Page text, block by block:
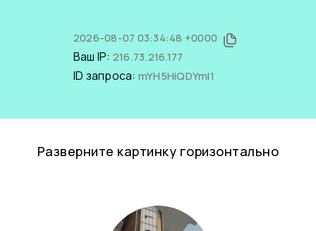
2026-08-07 03:34:48 +0000
Ваш IP: 216.73.216.177
ID запроса: mYH5HiQDYmI1
Разверните картинку горизонтально